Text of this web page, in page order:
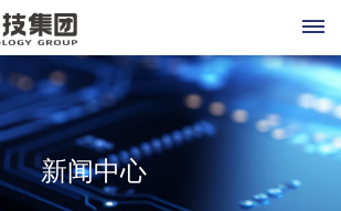
制
氢
新闻中心